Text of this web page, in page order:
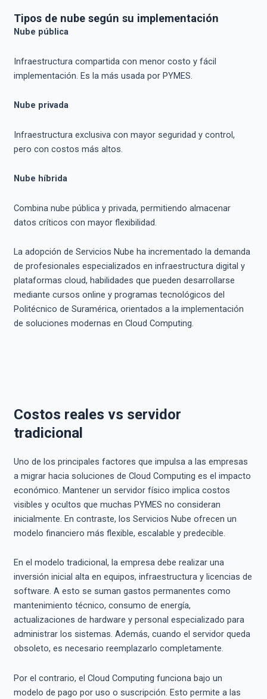
Tipos de nube según su implementación
Nube pública
Infraestructura compartida con menor costo y fácil
implementación. Es la más usada por PYMES.
Nube privada
Infraestructura exclusiva con mayor seguridad y control,
pero con costos más altos.
Nube híbrida
Combina nube pública y privada, permitiendo almacenar
datos críticos con mayor flexibilidad.
La adopción de Servicios Nube ha incrementado la demanda
de profesionales especializados en infraestructura digital y
plataformas cloud, habilidades que pueden desarrollarse
mediante cursos online y programas tecnológicos del
Politécnico de Suramérica, orientados a la implementación
de soluciones modernas en Cloud Computing.
Costos reales vs servidor
tradicional
Uno de los principales factores que impulsa a las empresas
a migrar hacia soluciones de Cloud Computing es el impacto
económico. Mantener un servidor físico implica costos
visibles y ocultos que muchas PYMES no consideran
inicialmente. En contraste, los Servicios Nube ofrecen un
modelo financiero más flexible, escalable y predecible.
En el modelo tradicional, la empresa debe realizar una
inversión inicial alta en equipos, infraestructura y licencias de
software. A esto se suman gastos permanentes como
mantenimiento técnico, consumo de energía,
actualizaciones de hardware y personal especializado para
administrar los sistemas. Además, cuando el servidor queda
obsoleto, es necesario reemplazarlo completamente.
Por el contrario, el Cloud Computing funciona bajo un
modelo de pago por uso o suscripción. Esto permite a las